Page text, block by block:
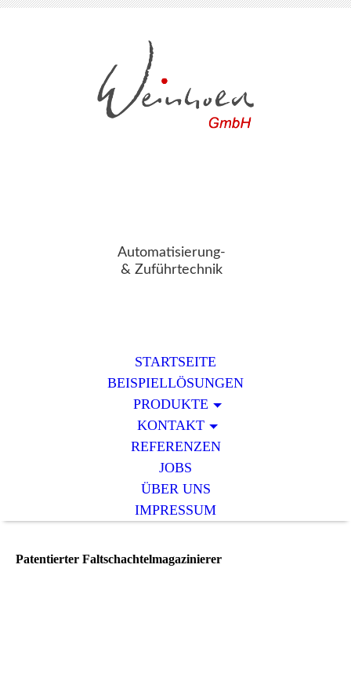
Automatisierung-
& Zuführtechnik
STARTSEITE
BEISPIELLÖSUNGEN
PRODUKTE
KONTAKT
REFERENZEN
JOBS
ÜBER UNS
IMPRESSUM
Patentierter Faltschachtelmagazinierer